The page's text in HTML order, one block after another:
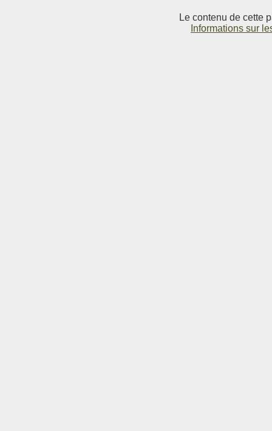
Le contenu de cette
Informations sur